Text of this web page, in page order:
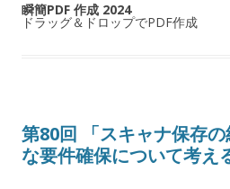
瞬簡PDF 作成 2024
ドラッグ＆ドロップでPDF作成
第80回 「スキャナ保存
な要件確保について考え